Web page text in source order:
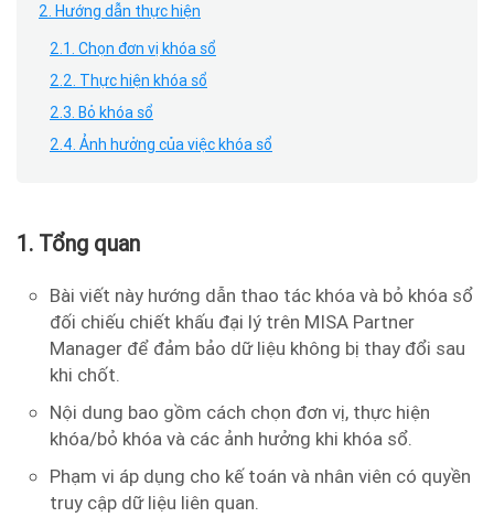
2. Hướng dẫn thực hiện
2.1. Chọn đơn vị khóa sổ
2.2. Thực hiện khóa sổ
2.3. Bỏ khóa sổ
2.4. Ảnh hưởng của việc khóa sổ
1. Tổng quan
Bài viết này hướng dẫn thao tác khóa và bỏ khóa sổ
đối chiếu chiết khấu đại lý trên MISA Partner
Manager để đảm bảo dữ liệu không bị thay đổi sau
khi chốt.
Nội dung bao gồm cách chọn đơn vị, thực hiện
khóa/bỏ khóa và các ảnh hưởng khi khóa sổ.
Phạm vi áp dụng cho kế toán và nhân viên có quyền
truy cập dữ liệu liên quan.